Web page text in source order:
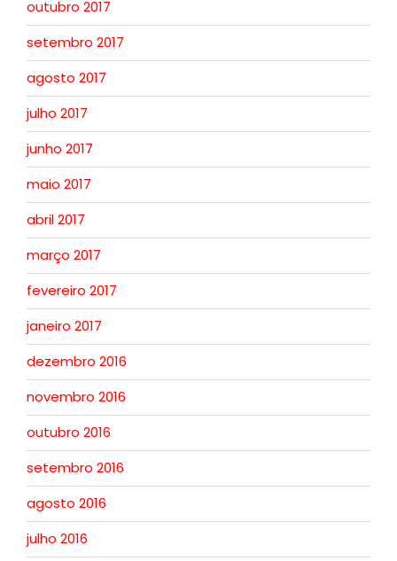
outubro 2017
setembro 2017
agosto 2017
julho 2017
junho 2017
maio 2017
abril 2017
março 2017
fevereiro 2017
janeiro 2017
dezembro 2016
novembro 2016
outubro 2016
setembro 2016
agosto 2016
julho 2016